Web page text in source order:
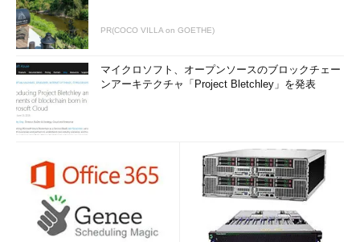
PR(COCO VILLA on GOETHE)
マイクロソフト、オープンソースのブロックチェー
ンアーキテクチャ「Project Bletchley」を発表